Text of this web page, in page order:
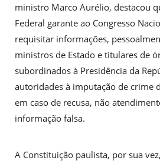
ministro Marco Aurélio, destacou
Federal garante ao Congresso
requisitar informações,
ministros de Estado e titulares de
subordinados à Presidência da
autoridades à imputação de crime
em caso de recusa, não
informação falsa.
A Constituição paulista, por sua